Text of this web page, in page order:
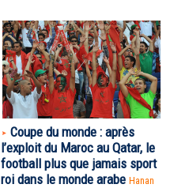
Coupe du monde : après
l’exploit du Maroc au Qatar, le
football plus que jamais sport
roi dans le monde arabe Hanan